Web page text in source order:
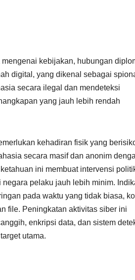
kebijakan, hubungan
digital, yang dikenal sebagai
secara ilegal dan mendeteksi
yang jauh lebih rendah
kehadiran fisik yang
secara masif dan anonim
ini membuat intervensi
pelaku jauh lebih minim.
pada waktu yang tidak biasa,
file. Peningkatan aktivitas siber ini
enkripsi data, dan sistem
utama.